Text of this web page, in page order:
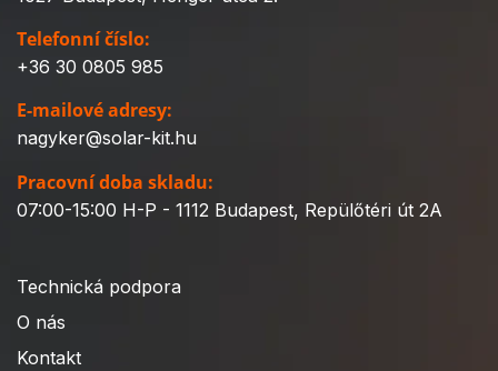
Telefonní číslo:
+36 30 0805 985
E-mailové adresy:
nagyker@solar-kit.hu
Pracovní doba skladu:
07:00-15:00 H-P - 1112 Budapest, Repülőtéri út 2A
Technická podpora
O nás
Kontakt